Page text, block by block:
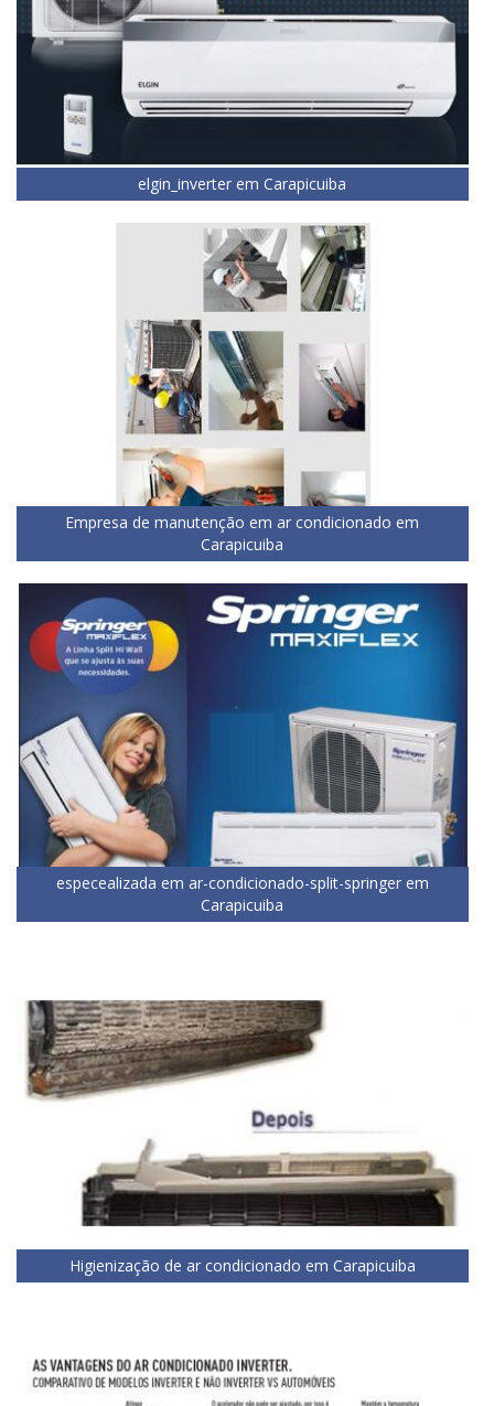
elgin_inverter em Carapicuiba
Empresa de manutenção em ar condicionado em
Carapicuiba
especealizada em ar-condicionado-split-springer em
Carapicuiba
Higienização de ar condicionado em Carapicuiba